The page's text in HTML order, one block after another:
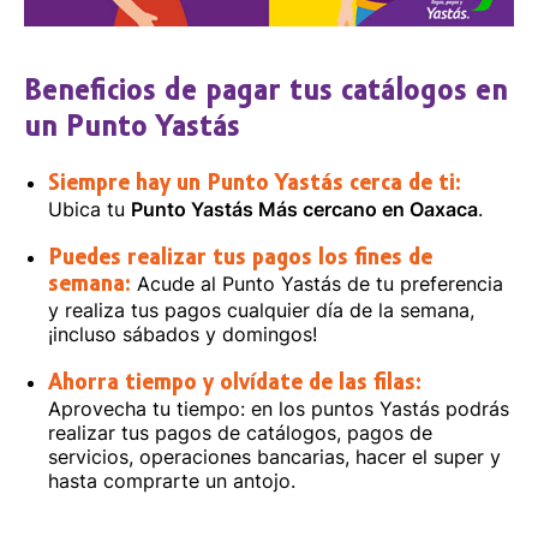
Beneficios de pagar tus catálogos en
un Punto Yastás
Siempre hay un Punto Yastás cerca de ti:
Ubica tu Punto Yastás Más cercano en Oaxaca.
Puedes realizar tus pagos los fines de
semana: Acude al Punto Yastás de tu preferencia
y realiza tus pagos cualquier día de la semana,
¡incluso sábados y domingos!
Ahorra tiempo y olvídate de las filas:
Aprovecha tu tiempo: en los puntos Yastás podrás
realizar tus pagos de catálogos, pagos de
servicios, operaciones bancarias, hacer el super y
hasta comprarte un antojo.